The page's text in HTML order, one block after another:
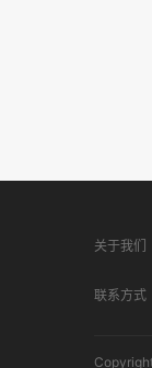
关于我们
联系方式